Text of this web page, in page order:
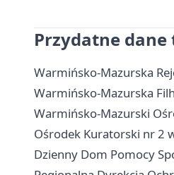
Przydatne
Warmińsko-Mazurska
Warmińsko-Mazurska
Warmińsko-Mazurski
Ośrodek Kuratorski nr 2
Dzienny Dom Pomocy